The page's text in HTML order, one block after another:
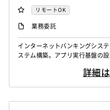
orm利用経験 ・Linuxサー
たはEKSの経験 ・Gitを利
または自動化の経験
リモートOK
業務委託
インターネットバンキングシス
ステム構築。アプリ実行基盤の
詳細